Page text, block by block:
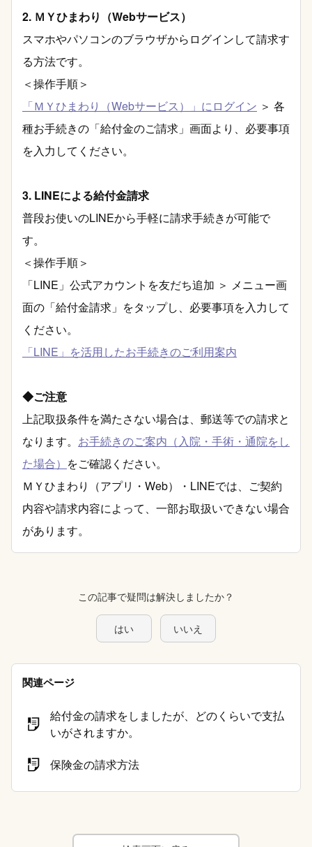
2. ＭＹひまわり（Webサービス）
スマホやパソコンのブラウザからログインして請求す
る方法です。
＜操作手順＞
「ＭＹひまわり（Webサービス）」にログイン ＞ 各
種お手続きの「給付金のご請求」画面より、必要事項
を入力してください。
3. LINEによる給付金請求
普段お使いのLINEから手軽に請求手続きが可能で
す。
＜操作手順＞
「LINE」公式アカウントを友だち追加 ＞ メニュー画
面の「給付金請求」をタップし、必要事項を入力して
ください。
「LINE」を活用したお手続きのご利用案内
◆ご注意
上記取扱条件を満たさない場合は、郵送等での請求と
なります。 お手続きのご案内（入院・手術・通院をし
た場合） をご確認ください。
ＭＹひまわり（アプリ・Web）・LINEでは、ご契約
内容や請求内容によって、一部お取扱いできない場合
があります。
この記事で疑問は解決しましたか？
はい いいえ
関連ページ
給付金の請求をしましたが、どのくらいで支払
いがされますか。
保険金の請求方法